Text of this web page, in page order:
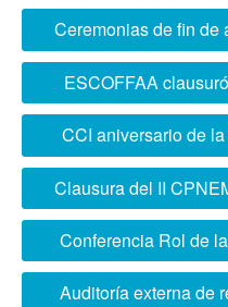
Ceremonias de fin de
ESCOFFAA
en ceremonia
CCI aniversario de
Día
Clausura del II
Conferencia Rol de
Estado
Auditoría externa de